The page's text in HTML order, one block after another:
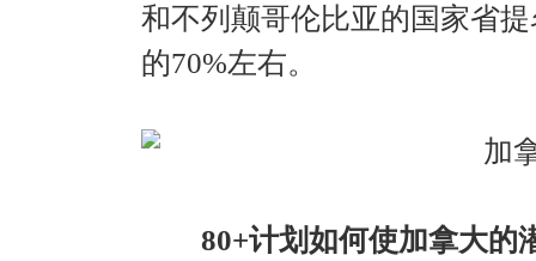
和不列颠哥伦比亚的国家省
的70%左右。
80+计划如何使加拿大的